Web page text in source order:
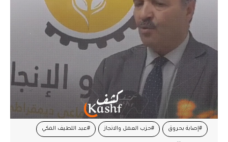
#إصابة بحروق #حزب العمل والانجاز #عبد اللطيف المكي